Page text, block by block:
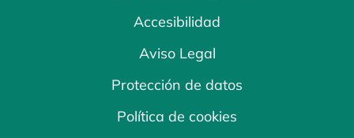
Accesibilidad
Aviso Legal
Protección de datos
Política de cookies